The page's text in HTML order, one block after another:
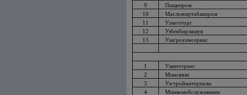
9
Пищепром
10
Масложиртабакпром
11
Уззаготорг
12
Узбекбирлашув
13
Узагрохимсервис
1
Узавтотранс
2
Минсвязи
3
Узстройматериалы
4
Минкомобслуживание